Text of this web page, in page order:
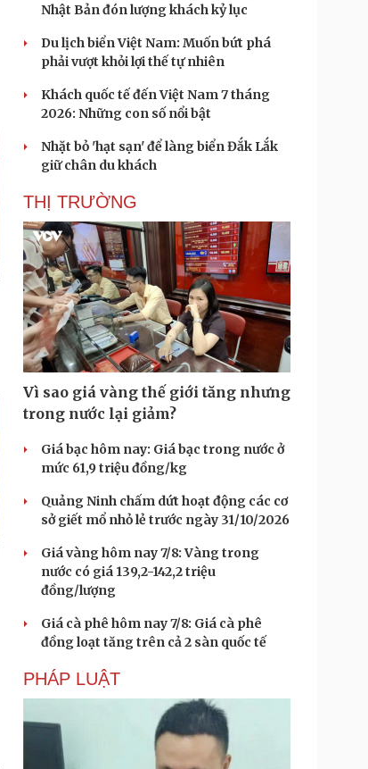
Nhật Bản đón lượng khách kỷ lục
Du lịch biển Việt Nam: Muốn bứt phá
phải vượt khỏi lợi thế tự nhiên
Khách quốc tế đến Việt Nam 7 tháng
2026: Những con số nổi bật
Nhặt bỏ 'hạt sạn' để làng biển Đắk Lắk
giữ chân du khách
THỊ TRƯỜNG
Vì sao giá vàng thế giới tăng nhưng
trong nước lại giảm?
Giá bạc hôm nay: Giá bạc trong nước ở
mức 61,9 triệu đồng/kg
Quảng Ninh chấm dứt hoạt động các cơ
sở giết mổ nhỏ lẻ trước ngày 31/10/2026
Giá vàng hôm nay 7/8: Vàng trong
nước có giá 139,2-142,2 triệu
đồng/lượng
Giá cà phê hôm nay 7/8: Giá cà phê
đồng loạt tăng trên cả 2 sàn quốc tế
PHÁP LUẬT